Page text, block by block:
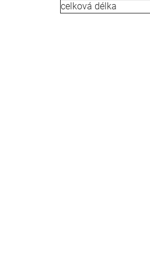
celková délka